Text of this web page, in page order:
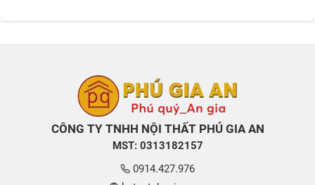
CÔNG TY TNHH NỘI THẤT PHÚ GIA AN
MST: 0313182157
0914.427.976